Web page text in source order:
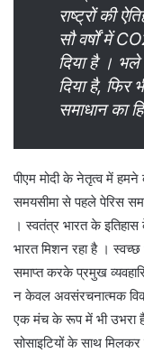
राष्ट्रों की
सौ वर्षों में
दिया है । भले
दिया है, फिर
समाधान का
पीएम मोदी के नेतृत्व में
समयसीमा से पहले पेरिस
। स्वतंत्र भारत के
भारत मिशन रहा है ।
समाप्त करके प्रमुख
न केवल अवसंरचनात्मक
एक मंच के रूप में भी उभरा
सोसाइटियों के साथ